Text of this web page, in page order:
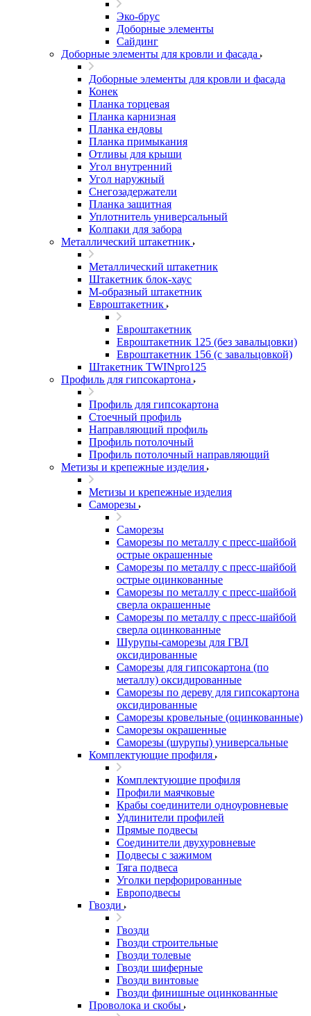
Эко-брус
Доборные элементы
Сайдинг
Доборные элементы для кровли и фасада
Доборные элементы для кровли и фасада
Конек
Планка торцевая
Планка карнизная
Планка ендовы
Планка примыкания
Отливы для крыши
Угол внутренний
Угол наружный
Снегозадержатели
Планка защитная
Уплотнитель универсальный
Колпаки для забора
Металлический штакетник
Металлический штакетник
Штакетник блок-хаус
М-образный штакетник
Евроштакетник
Евроштакетник
Евроштакетник 125 (без завальцовки)
Евроштакетник 156 (с завальцовкой)
Штакетник TWINpro125
Профиль для гипсокартона
Профиль для гипсокартона
Стоечный профиль
Направляющий профиль
Профиль потолочный
Профиль потолочный направляющий
Метизы и крепежные изделия
Метизы и крепежные изделия
Саморезы
Саморезы
Саморезы по металлу с пресс-шайбой
острые окрашенные
Саморезы по металлу с пресс-шайбой
острые оцинкованные
Саморезы по металлу с пресс-шайбой
сверла окрашенные
Саморезы по металлу с пресс-шайбой
сверла оцинкованные
Шурупы-саморезы для ГВЛ
оксидированные
Саморезы для гипсокартона (по
металлу) оксидированные
Саморезы по дереву для гипсокартона
оксидированные
Саморезы кровельные (оцинкованные)
Саморезы окрашенные
Саморезы (шурупы) универсальные
Комплектующие профиля
Комплектующие профиля
Профили маячковые
Крабы соединители одноуровневые
Удлинители профилей
Прямые подвесы
Соединители двухуровневые
Подвесы с зажимом
Тяга подвеса
Уголки перфорированные
Европодвесы
Гвозди
Гвозди
Гвозди строительные
Гвозди толевые
Гвозди шиферные
Гвозди винтовые
Гвозди финишные оцинкованные
Проволока и скобы